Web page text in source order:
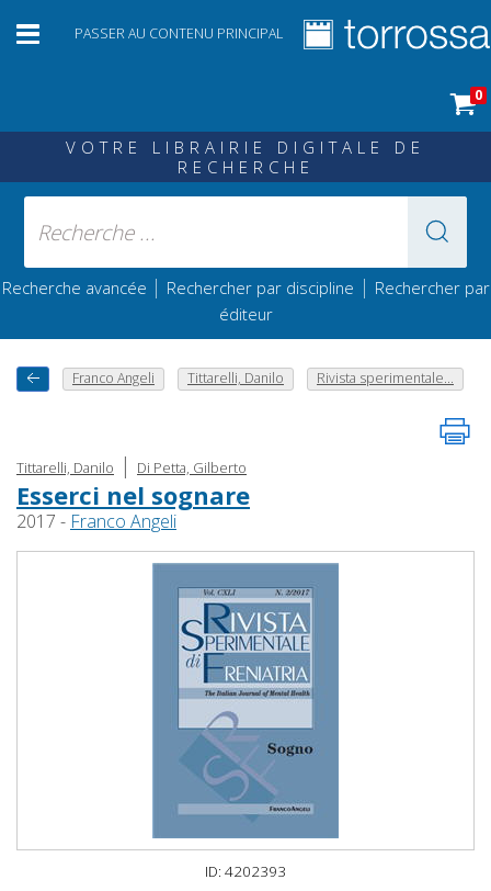
PASSER AU CONTENU PRINCIPAL
0
VOTRE LIBRAIRIE DIGITALE DE
RECHERCHE
Recherche avancée | Rechercher par discipline | Rechercher par
éditeur
Franco Angeli Tittarelli, Danilo Rivista sperimentale...
Tittarelli, Danilo | Di Petta, Gilberto
Esserci nel sognare
2017 - Franco Angeli
ID: 4202393